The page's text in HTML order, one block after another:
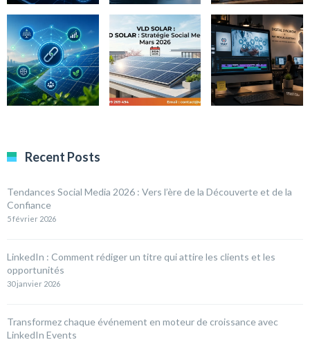
Recent Posts
Tendances Social Media 2026 : Vers l’ère de la Découverte et de la
Confiance
5 février 2026
LinkedIn : Comment rédiger un titre qui attire les clients et les
opportunités
30 janvier 2026
Transformez chaque événement en moteur de croissance avec
LinkedIn Events